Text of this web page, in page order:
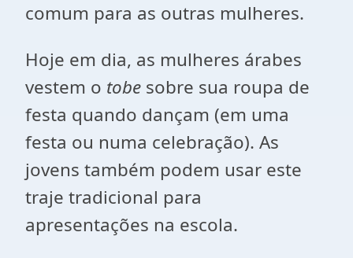
comum para as outras mulheres.
Hoje em dia, as mulheres árabes
vestem o tobe sobre sua roupa de
festa quando dançam (em uma
festa ou numa celebração). As
jovens também podem usar este
traje tradicional para
apresentações na escola.